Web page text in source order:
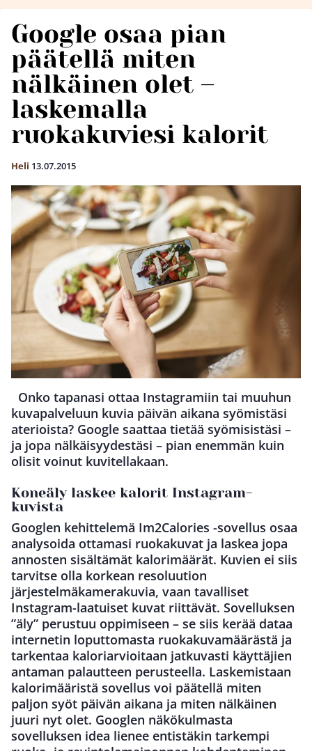
Google osaa pian
päätellä miten
nälkäinen olet –
laskemalla
ruokakuviesi kalorit
Heli 13.07.2015
Onko tapanasi ottaa Instagramiin tai muuhun
kuvapalveluun kuvia päivän aikana syömistäsi
aterioista? Google saattaa tietää syömisistäsi –
ja jopa nälkäisyydestäsi – pian enemmän kuin
olisit voinut kuvitellakaan.
Koneäly laskee kalorit Instagram-
kuvista
Googlen kehittelemä Im2Calories -sovellus osaa
analysoida ottamasi ruokakuvat ja laskea jopa
annosten sisältämät kalorimäärät. Kuvien ei siis
tarvitse olla korkean resoluution
järjestelmäkamerakuvia, vaan tavalliset
Instagram-laatuiset kuvat riittävät. Sovelluksen
”äly” perustuu oppimiseen – se siis kerää dataa
internetin loputtomasta ruokakuvamäärästä ja
tarkentaa kaloriarvioitaan jatkuvasti käyttäjien
antaman palautteen perusteella. Laskemistaan
kalorimääristä sovellus voi päätellä miten
paljon syöt päivän aikana ja miten nälkäinen
juuri nyt olet. Googlen näkökulmasta
sovelluksen idea lienee entistäkin tarkempi